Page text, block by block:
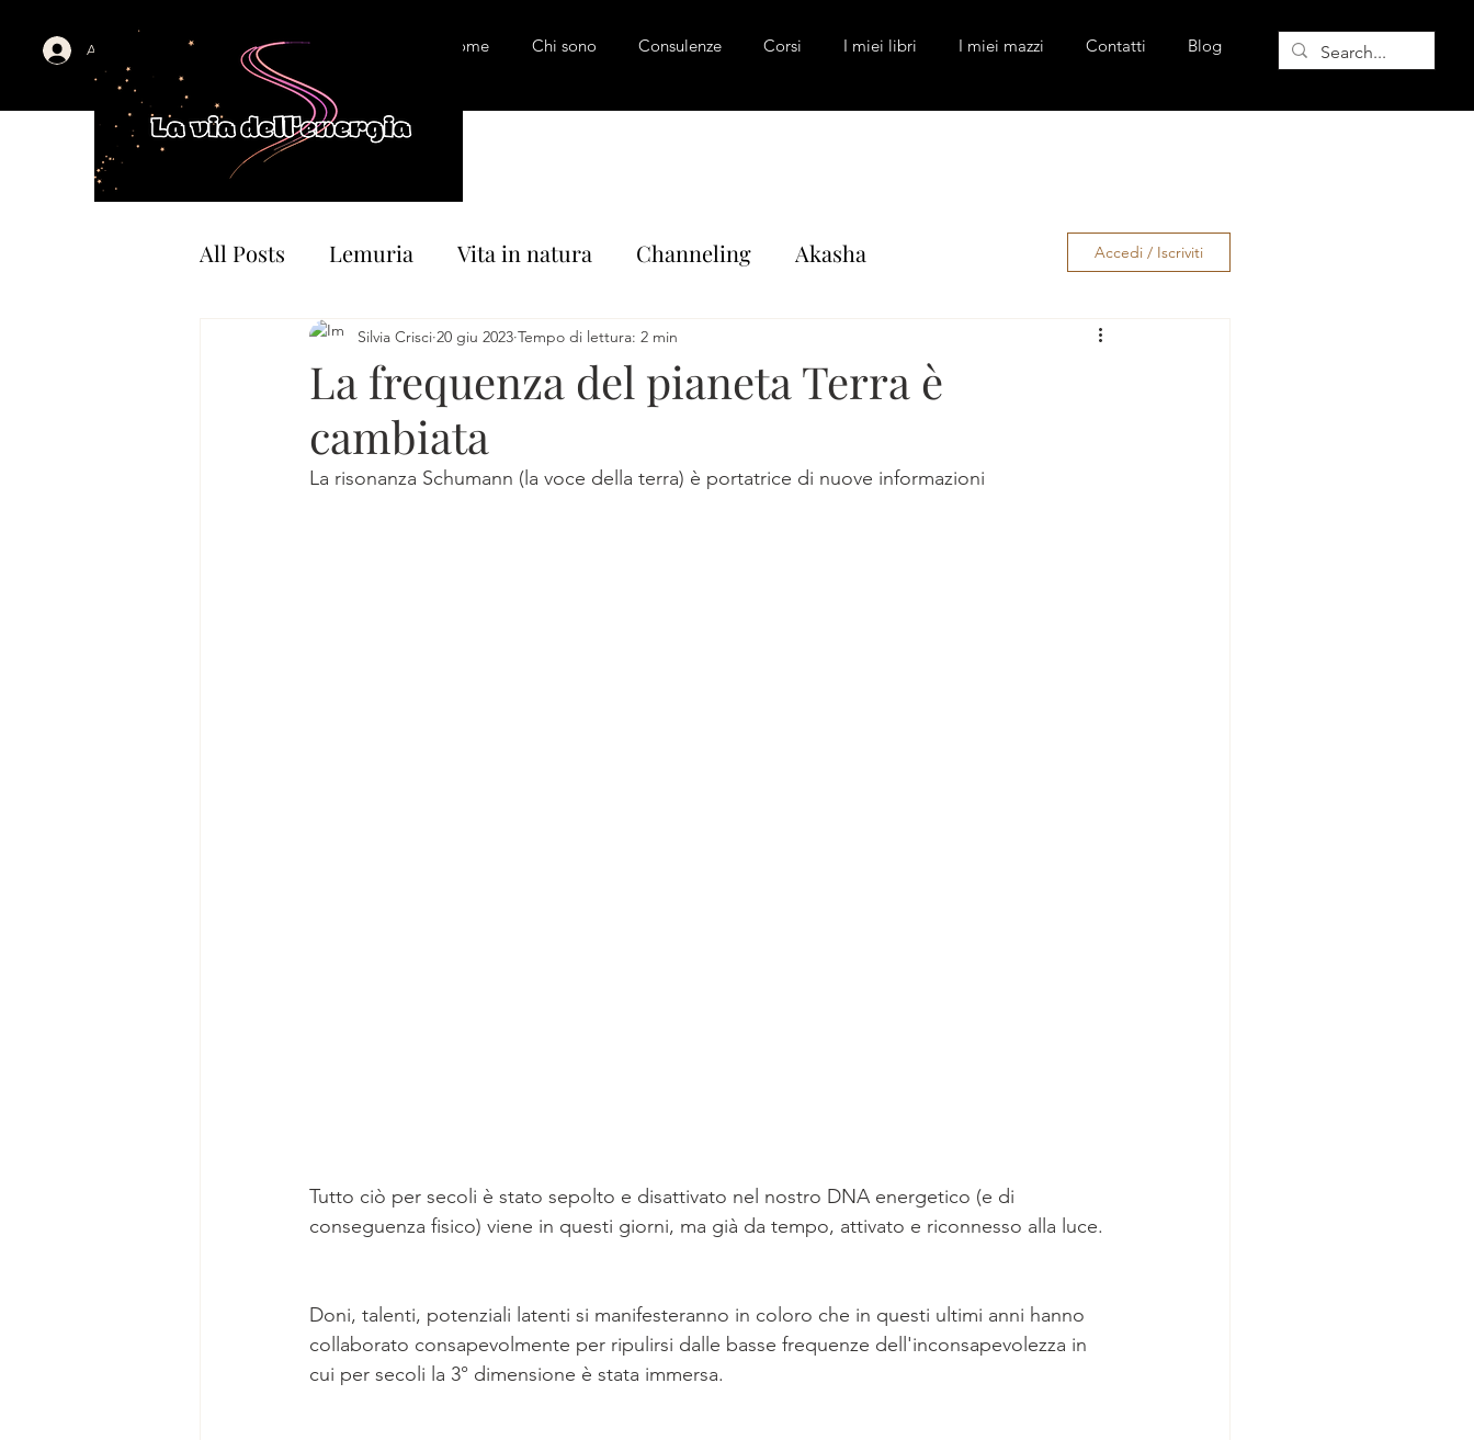
Accedi Home Chi sono Consulenze Corsi I miei libri I miei mazzi Contatti Blog
All Posts Lemuria Vita in natura Channeling Akasha
Naturopatia Spiritualità Carte, rune e oracoli
Energia e trattamenti
Accedi / Iscriviti
La frequenza del pianeta Terra è
cambiata
Silvia Crisci 20 giu 2023 Tempo di lettura: 2 min
La risonanza Schumann (la voce della terra) è portatrice di nuove informazioni
Tutto ciò per secoli è stato sepolto e disattivato nel nostro DNA energetico (e di
conseguenza fisico) viene in questi giorni, ma già da tempo, attivato e riconnesso alla luce.
Doni, talenti, potenziali latenti si manifesteranno in coloro che in questi ultimi anni hanno
collaborato consapevolmente per ripulirsi dalle basse frequenze dell'inconsapevolezza in
cui per secoli la 3° dimensione è stata immersa.